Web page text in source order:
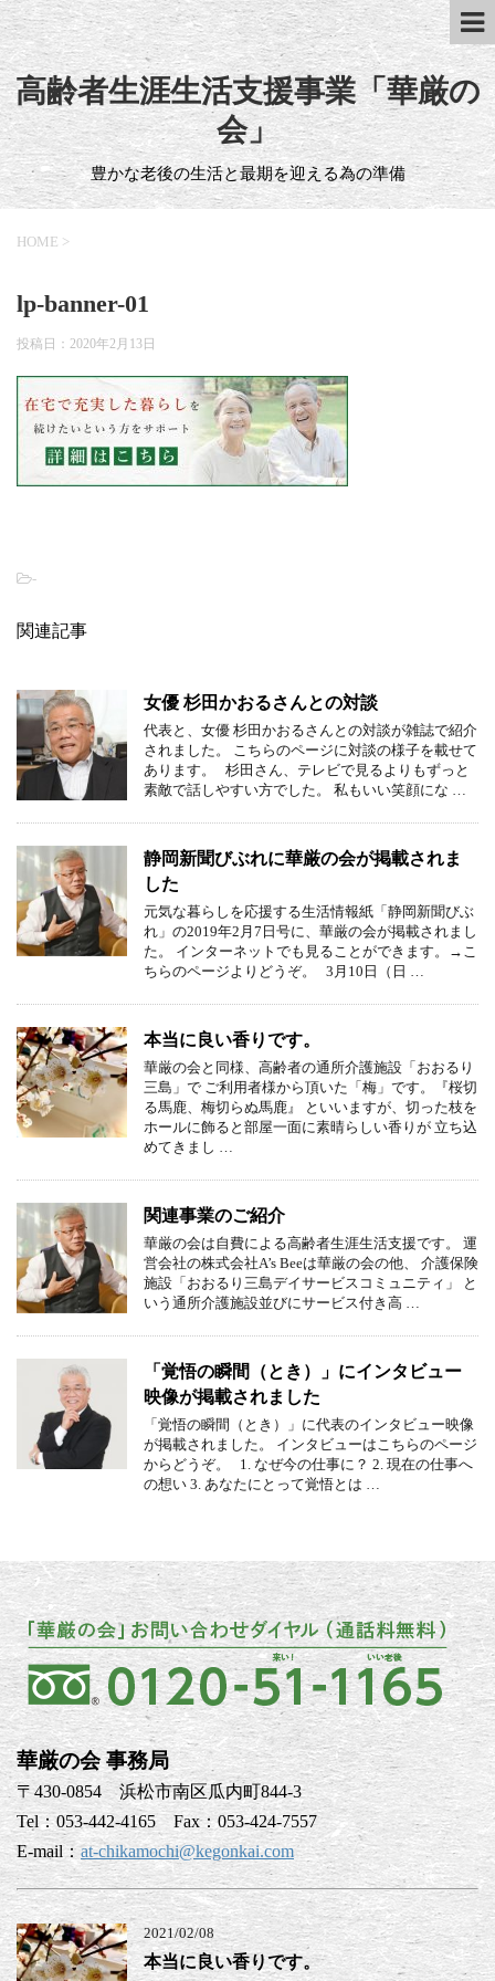
高齢者生涯生活支援事業「華厳の
会」
豊かな老後の生活と最期を迎える為の準備
HOME >
lp-banner-01
投稿日： 2020年2月13日
-
関連記事
女優 杉田かおるさんとの対談
代表と、女優 杉田かおるさんとの対談が雑誌で紹介
されました。 こちらのページに対談の様子を載せて
あります。 杉田さん、テレビで見るよりもずっと
素敵で話しやすい方でした。 私もいい笑顔にな …
静岡新聞びぶれに華厳の会が掲載されま
した
元気な暮らしを応援する生活情報紙「静岡新聞びぶ
れ」の2019年2月7日号に、華厳の会が掲載されまし
た。 インターネットでも見ることができます。→こ
ちらのページよりどうぞ。 3月10日（日 …
本当に良い香りです。
華厳の会と同様、高齢者の通所介護施設「おおるり
三島」で ご利用者様から頂いた「梅」です。『桜切
る馬鹿、梅切らぬ馬鹿』 といいますが、切った枝を
ホールに飾ると部屋一面に素晴らしい香りが 立ち込
めてきまし …
関連事業のご紹介
華厳の会は自費による高齢者生涯生活支援です。 運
営会社の株式会社A’s Beeは華厳の会の他、 介護保険
施設「おおるり三島デイサービスコミュニティ」 と
いう通所介護施設並びにサービス付き高 …
「覚悟の瞬間（とき）」にインタビュー
映像が掲載されました
「覚悟の瞬間（とき）」に代表のインタビュー映像
が掲載されました。 インタビューはこちらのページ
からどうぞ。 1. なぜ今の仕事に？ 2. 現在の仕事へ
の想い 3. あなたにとって覚悟とは …
華厳の会 事務局
〒430-0854 浜松市南区瓜内町844-3
Tel：053-442-4165 Fax：053-424-7557
E-mail：at-chikamochi@kegonkai.com
2021/02/08
本当に良い香りです。